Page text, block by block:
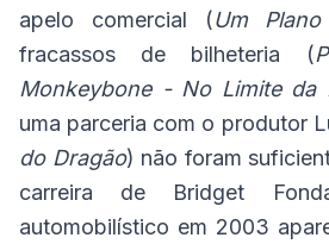
apelo comercial (Um
fracassos de bilheteria (
Monkeybone - No Limite da
uma parceria com o produtor
do Dragão) não foram
carreira de Bridget
automobilístico em 2003